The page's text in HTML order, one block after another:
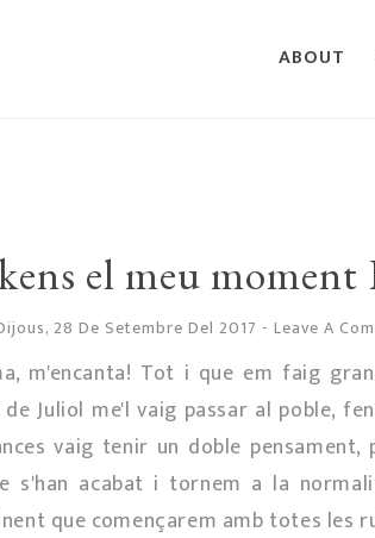
ABOUT
el meu moment
28 De Setembre Del 2017 - Leave A
m'encanta! Tot i que em faig
de Juliol me'l vaig passar al poble,
vaig tenir un doble
s'han acabat i tornem a la
que començarem amb totes les